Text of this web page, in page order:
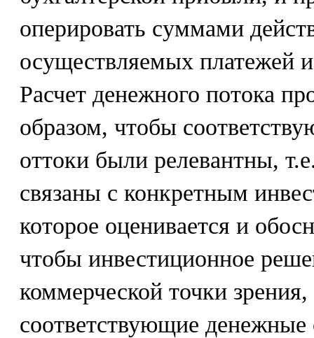
оперировать суммами
осуществляемых платежей
Расчет денежного потока
образом, чтобы
оттоки были релевантны,
связаны с конкретным
которое оценивается и
чтобы инвестиционное
коммерческой точки
соответствующие денежные